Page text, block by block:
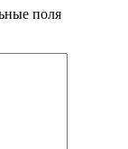
поля